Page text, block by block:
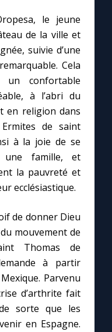
le jeune
de la ville et
suivie d’une
Cela
confortable
à l’abri du
en religion dans
de saint
à la joie de se
famille, et
la pauvreté et
ecclésiastique.
de donner Dieu
mouvement de
Thomas de
à partir
Parvenu
d’arthrite fait
sorte que les
en Espagne.